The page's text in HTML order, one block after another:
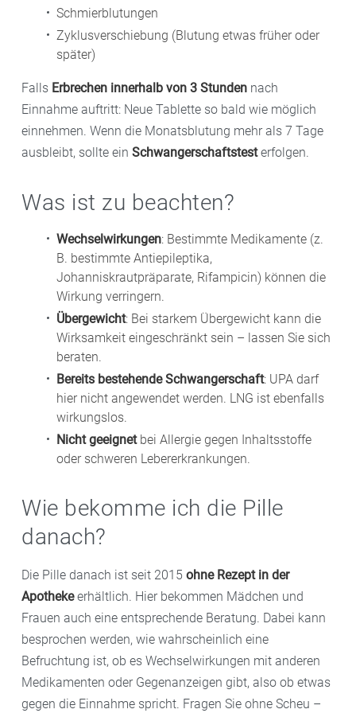
Schmierblutungen
Zyklusverschiebung (Blutung etwas früher oder
später)
Falls Erbrechen innerhalb von 3 Stunden nach
Einnahme auftritt: Neue Tablette so bald wie möglich
einnehmen. Wenn die Monatsblutung mehr als 7 Tage
ausbleibt, sollte ein Schwangerschaftstesterfolgen.
Was ist zu beachten?
Wechselwirkungen: Bestimmte Medikamente (z.
B. bestimmte Antiepileptika,
Johanniskrautpräparate, Rifampicin) können die
Wirkung verringern.
Übergewicht: Bei starkem Übergewicht kann die
Wirksamkeit eingeschränkt sein – lassen Sie sich
beraten.
Bereits bestehende Schwangerschaft: UPA darf
hier nicht angewendet werden. LNG ist ebenfalls
wirkungslos.
Nicht geeignetbei Allergie gegen Inhaltsstoffe
oder schweren Lebererkrankungen.
Wie bekomme ich die Pille
danach?
Die Pille danach ist seit 2015 ohne Rezept in der
Apothekeerhältlich. Hier bekommen Mädchen und
Frauen auch eine entsprechende Beratung. Dabei kann
besprochen werden, wie wahrscheinlich eine
Befruchtung ist, ob es Wechselwirkungen mit anderen
Medikamenten oder Gegenanzeigen gibt, also ob etwas
gegen die Einnahme spricht. Fragen Sie ohne Scheu –